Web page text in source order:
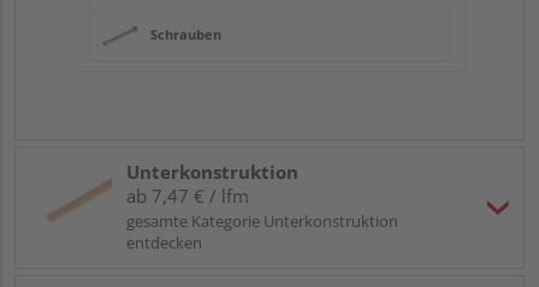
Schrauben
Unterkonstruktion
ab 7,47 € / lfm
gesamte Kategorie Unterkonstruktion
entdecken